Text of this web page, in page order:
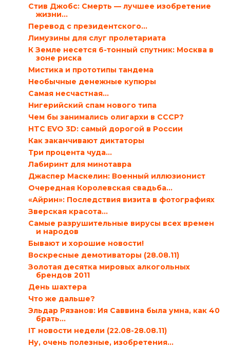
Стив Джобс: Смерть — лучшее изобретение
жизни…
Перевод с президентского…
Лимузины для слуг пролетариата
К Земле несется 6-тонный спутник: Москва в
зоне риска
Мистика и прототипы тандема
Необычные денежные купюры
Самая несчастная…
Нигерийский спам нового типа
Чем бы занимались олигархи в СССР?
HTC EVO 3D: самый дорогой в России
Как заканчивают диктаторы
Три процента чуда…
Лабиринт для минотавра
Джаспер Маскелин: Военный иллюзионист
Очередная Королевская свадьба…
«Айрин»: Последствия визита в фотографиях
Зверская красота…
Самые разрушительные вирусы всех времен
и народов
Бывают и хорошие новости!
Воскресные демотиваторы (28.08.11)
Золотая десятка мировых алкогольных
брендов 2011
День шахтера
Что же дальше?
Эльдар Рязанов: Ия Саввина была умна, как 40
брать...
IT новости недели (22.08-28.08.11)
Ну, очень полезные, изобретения…